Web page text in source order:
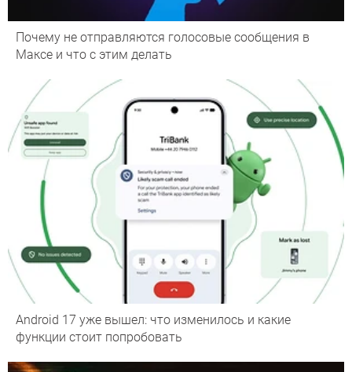
Почему не отправляются голосовые сообщения в
Максе и что с этим делать
Android 17 уже вышел: что изменилось и какие
функции стоит попробовать